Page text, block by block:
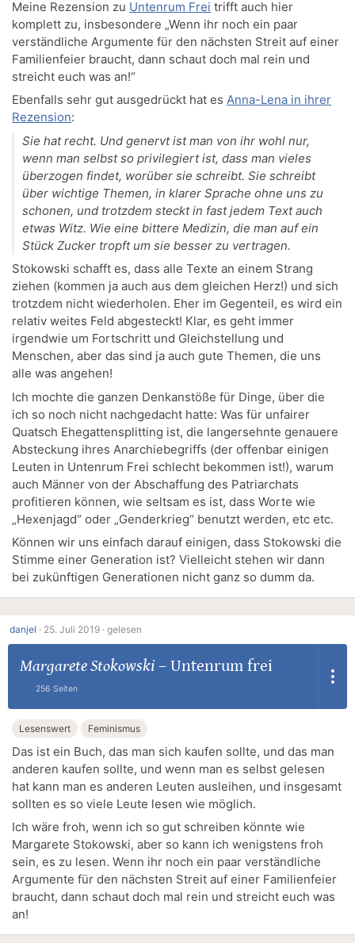
Meine Rezension zu Untenrum Frei trifft auch hier
komplett zu, insbesondere „Wenn ihr noch ein paar
verständliche Argumente für den nächsten Streit auf einer
Familienfeier braucht, dann schaut doch mal rein und
streicht euch was an!“
Ebenfalls sehr gut ausgedrückt hat es Anna-Lena in ihrer
Rezension:
Sie hat recht. Und genervt ist man von ihr wohl nur,
wenn man selbst so privilegiert ist, dass man vieles
überzogen findet, worüber sie schreibt. Sie schreibt
über wichtige Themen, in klarer Sprache ohne uns zu
schonen, und trotzdem steckt in fast jedem Text auch
etwas Witz. Wie eine bittere Medizin, die man auf ein
Stück Zucker tropft um sie besser zu vertragen.
Stokowski schafft es, dass alle Texte an einem Strang
ziehen (kommen ja auch aus dem gleichen Herz!) und sich
trotzdem nicht wiederholen. Eher im Gegenteil, es wird ein
relativ weites Feld abgesteckt! Klar, es geht immer
irgendwie um Fortschritt und Gleichstellung und
Menschen, aber das sind ja auch gute Themen, die uns
alle was angehen!
Ich mochte die ganzen Denkanstöße für Dinge, über die
ich so noch nicht nachgedacht hatte: Was für unfairer
Quatsch Ehegattensplitting ist, die langersehnte genauere
Absteckung ihres Anarchiebegriffs (der offenbar einigen
Leuten in Untenrum Frei schlecht bekommen ist!), warum
auch Männer von der Abschaffung des Patriarchats
profitieren können, wie seltsam es ist, dass Worte wie
„Hexenjagd“ oder „Genderkrieg“ benutzt werden, etc etc.
Können wir uns einfach darauf einigen, dass Stokowski die
Stimme einer Generation ist? Vielleicht stehen wir dann
bei zukünftigen Generationen nicht ganz so dumm da.
danjel · 25. Juli 2019 · gelesen
Margarete Stokowski– Untenrum frei
256 Seiten
Lesenswert Feminismus
Das ist ein Buch, das man sich kaufen sollte, und das man
anderen kaufen sollte, und wenn man es selbst gelesen
hat kann man es anderen Leuten ausleihen, und insgesamt
sollten es so viele Leute lesen wie möglich.
Ich wäre froh, wenn ich so gut schreiben könnte wie
Margarete Stokowski, aber so kann ich wenigstens froh
sein, es zu lesen. Wenn ihr noch ein paar verständliche
Argumente für den nächsten Streit auf einer Familienfeier
braucht, dann schaut doch mal rein und streicht euch was
an!